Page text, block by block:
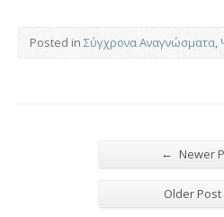
Posted in Σύγχρονα Αναγνώσματα,
← Newer
Older Post